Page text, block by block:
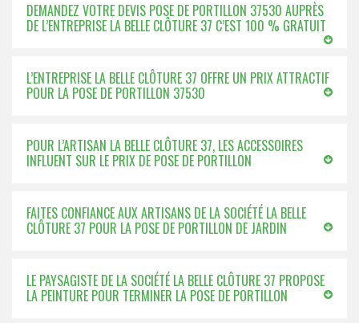
DEMANDEZ VOTRE DEVIS POSE DE PORTILLON 37530 AUPRÈS
DE L’ENTREPRISE LA BELLE CLÔTURE 37 C’EST 100 % GRATUIT
L’ENTREPRISE LA BELLE CLÔTURE 37 OFFRE UN PRIX ATTRACTIF
POUR LA POSE DE PORTILLON 37530
POUR L’ARTISAN LA BELLE CLÔTURE 37, LES ACCESSOIRES
INFLUENT SUR LE PRIX DE POSE DE PORTILLON
FAITES CONFIANCE AUX ARTISANS DE LA SOCIÉTÉ LA BELLE
CLÔTURE 37 POUR LA POSE DE PORTILLON DE JARDIN
LE PAYSAGISTE DE LA SOCIÉTÉ LA BELLE CLÔTURE 37 PROPOSE
LA PEINTURE POUR TERMINER LA POSE DE PORTILLON